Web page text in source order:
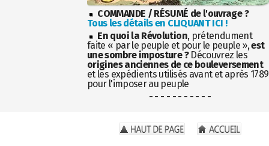
COMMANDE / RÉSUMÉ de l'ouvrage ?
Tous les détails en CLIQUANT ICI !
En quoi la Révolution, prétendument
faite « par le peuple et pour le peuple »,est
une sombre imposture ?Découvrez les
origines anciennes de ce bouleversement
et les expédients utilisés avant et après 1789
pour l'imposer au peuple
- - - - - - - - - - -